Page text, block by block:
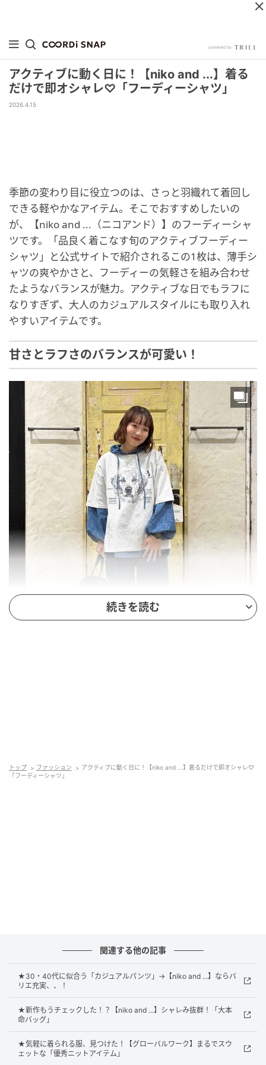
アクティブに動く日に！【niko and ...】着る
だけで即オシャレ♡「フーディーシャツ」
2026.4.15
季節の変わり目に役立つのは、さっと羽織れて着回し
できる軽やかなアイテム。そこでおすすめしたいの
が、【niko and ...（ニコアンド）】のフーディーシャ
ツです。「品良く着こなす旬のアクティブフーディー
シャツ」と公式サイトで紹介されるこの1枚は、薄手シ
ャツの爽やかさと、フーディーの気軽さを組み合わせ
たようなバランスが魅力。アクティブな日でもラフに
なりすぎず、大人のカジュアルスタイルにも取り入れ
やすいアイテムです。
甘さとラフさのバランスが可愛い！
¥6,000（税込）
続きを読む
トップ ファッション
アクティブに動く日に！【niko and ...】着るだけで即オシャレ♡
「フーディーシャツ」
関連する他の記事
★30・40代に似合う「カジュアルパンツ」→【niko and ...】ならバ
リエ充実、、！
★新作もうチェックした！？【niko and ...】シャレみ抜群！「大本
命バッグ」
★気軽に着られる服、見つけた！【グローバルワーク】まるでスウ
ェットな「優秀ニットアイテム」